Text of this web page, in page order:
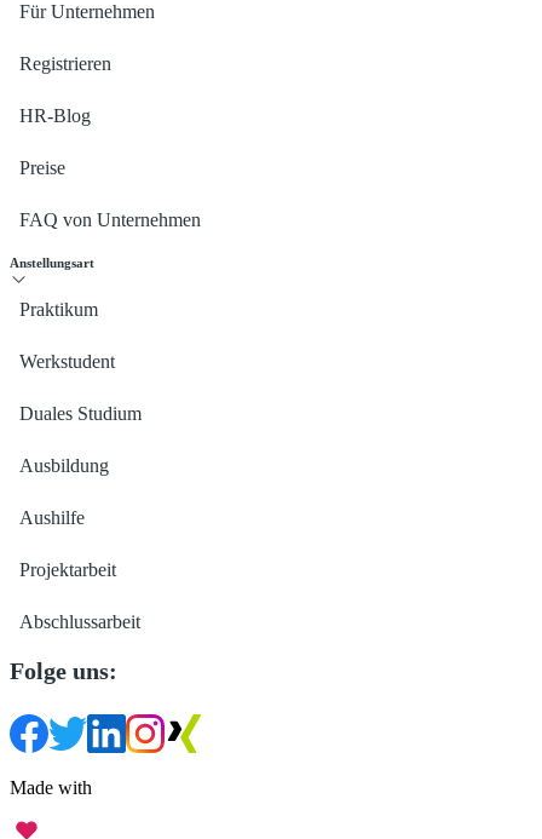
Für Unternehmen
Registrieren
HR-Blog
Preise
FAQ von Unternehmen
Anstellungsart
Praktikum
Werkstudent
Duales Studium
Ausbildung
Aushilfe
Projektarbeit
Abschlussarbeit
Folge uns:
Made with